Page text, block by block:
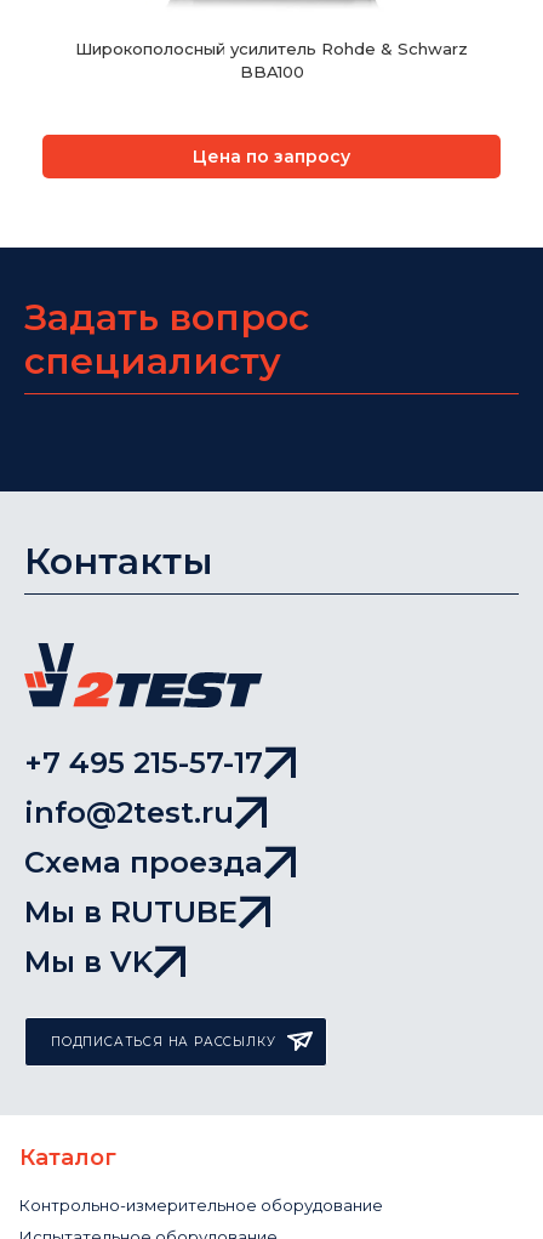
Широкополосный усилитель Rohde & Schwarz
BBA100
Цена по запросу
Задать вопрос
специалисту
Контакты
+7 495 215-57-17
info@2test.ru
Схема проезда
Мы в RUTUBE
Мы в VK
ПОДПИСАТЬСЯ НА РАССЫЛКУ
Каталог
Контрольно-измерительное оборудование